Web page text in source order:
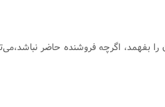
بفهمد، اگرچه فروشنده حاضر